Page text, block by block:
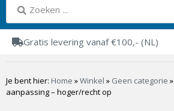
Gratis levering vanaf €100,- (NL)
Je bent hier: Home »Winkel » Geen categorie »
aanpassing – hoger/recht op